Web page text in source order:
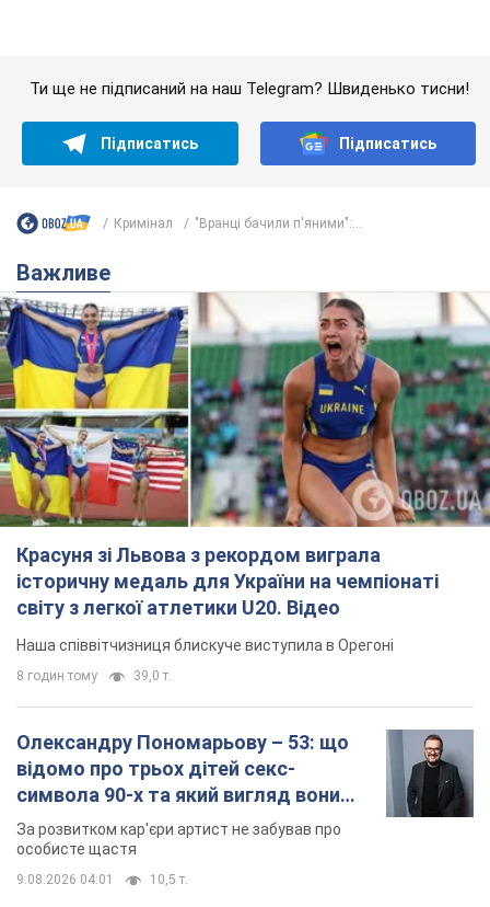
Красуня зі Львова з рекордом виграла
історичну медаль для України на чемпіонаті
світу з легкої атлетики U20. Відео
Наша співвітчизниця блискуче виступила в Орегоні
8 годин тому 39,0 т.
Олександру Пономарьову – 53: що
відомо про трьох дітей секс-
символа 90-х та який вигляд вони
мають
За розвитком кар'єри артист не забував про
долари 1996 року: чи приймають
обмінники та банки такі купюри
приймають старі долари